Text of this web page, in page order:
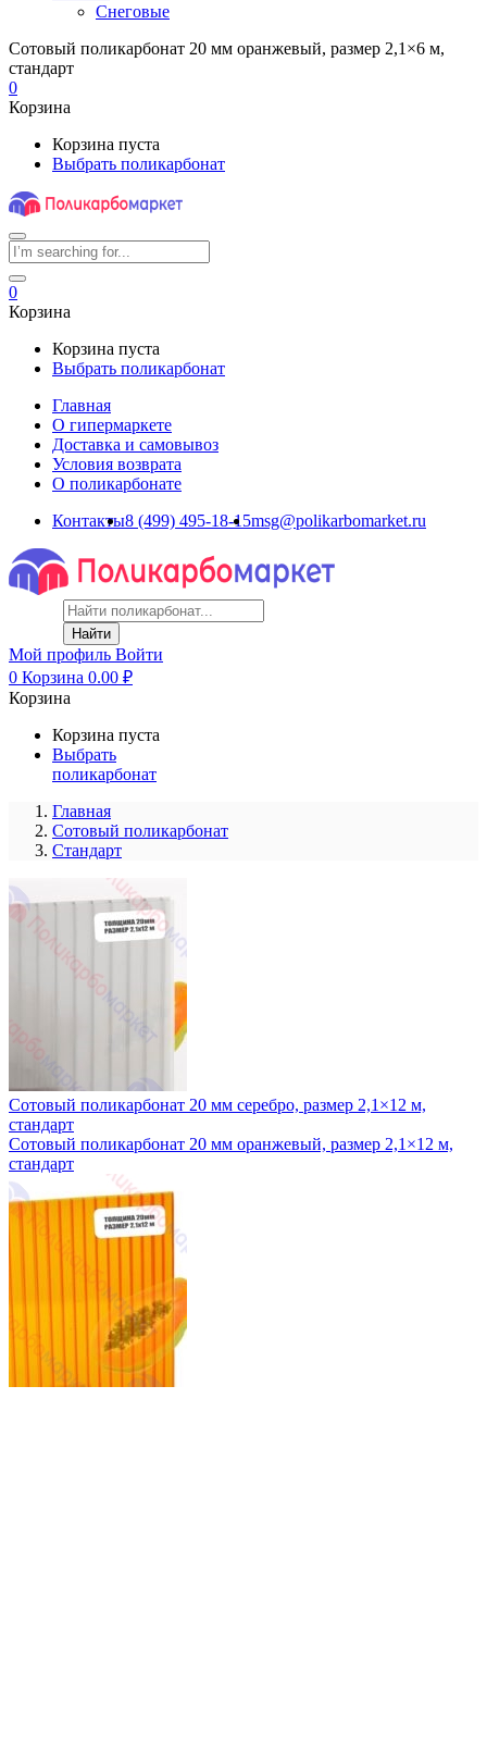
Снеговые
Сотовый поликарбонат 20 мм оранжевый, размер 2,1×6 м,
стандарт
0
Корзина
Корзина пуста
Выбрать поликарбонат
0
Корзина
Корзина пуста
Выбрать поликарбонат
Главная
О гипермаркете
Доставка и самовывоз
Условия возврата
О поликарбонате
Контакты8 (499) 495-18-15msg@polikarbomarket.ru
Найти
Мой профиль Войти
0 Корзина 0.00 ₽
Корзина
Корзина пуста
Выбрать
поликарбонат
Главная
Сотовый поликарбонат
Стандарт
Сотовый поликарбонат 20 мм серебро, размер 2,1×12 м,
стандарт
Сотовый поликарбонат 20 мм оранжевый, размер 2,1×12 м,
стандарт